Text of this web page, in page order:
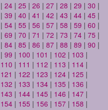
| 24 | 25 | 26 | 27 | 28 | 29 | 30 |
| 39 | 40 | 41 | 42 | 43 | 44 | 45 |
| 54 | 55 | 56 | 57 | 58 | 59 | 60 |
| 69 | 70 | 71 | 72 | 73 | 74 | 75 |
| 84 | 85 | 86 | 87 | 88 | 89 | 90 |
| 99 | 100 | 101 | 102 | 103 |
110 | 111 | 112 | 113 | 114 |
121 | 122 | 123 | 124 | 125 |
132 | 133 | 134 | 135 | 136 |
143 | 144 | 145 | 146 | 147 |
154 | 155 | 156 | 157 | 158 |